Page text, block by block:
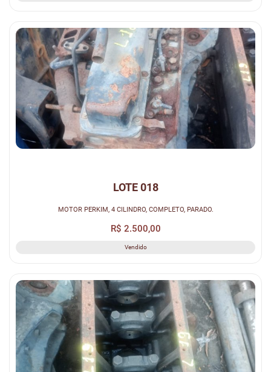
LOTE 018
MOTOR PERKIM, 4 CILINDRO, COMPLETO, PARADO.
R$ 2.500,00
Vendido